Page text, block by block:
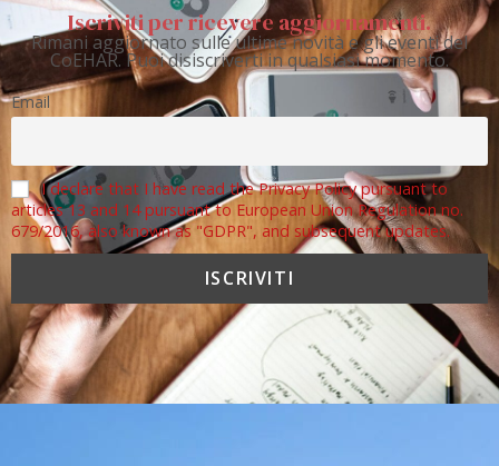
Iscriviti per ricevere aggiornamenti.
Rimani aggiornato sulle ultime novità e gli eventi del
CoEHAR. Puoi disiscriverti in qualsiasi momento.
Email
I declare that I have read the Privacy Policy pursuant to
articles 13 and 14 pursuant to European Union Regulation no.
679/2016, also known as "GDPR", and subsequent updates.